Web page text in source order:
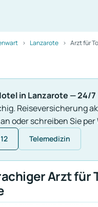
Lanzarote Arzt für
in Lanzarote — 24/7
Reiseversicherung
oder schreiben Sie per
Telemedizin
Arzt für